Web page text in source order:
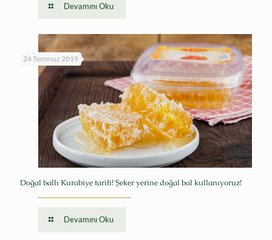
Devamını Oku
24 Temmuz 2019
Doğal ballı Kurabiye tarifi! Şeker yerine doğal bal kullanıyoruz!
Devamını Oku